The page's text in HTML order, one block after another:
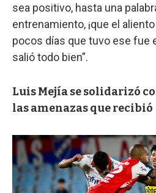
sea positivo, hasta una
entrenamiento, ¡que el
pocos días que tuvo ese fue
salió todo bien”.
Luis Mejía se solidarizó
las amenazas que recibió